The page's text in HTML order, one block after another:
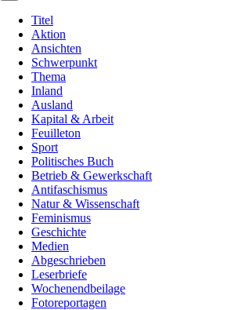
Titel
Aktion
Ansichten
Schwerpunkt
Thema
Inland
Ausland
Kapital & Arbeit
Feuilleton
Sport
Politisches Buch
Betrieb & Gewerkschaft
Antifaschismus
Natur & Wissenschaft
Feminismus
Geschichte
Medien
Abgeschrieben
Leserbriefe
Wochenendbeilage
Fotoreportagen